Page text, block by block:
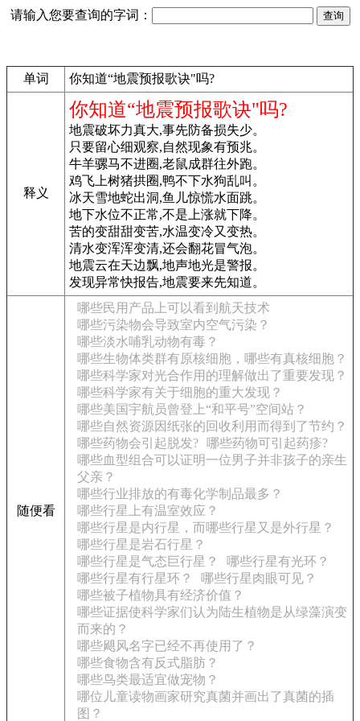
请输入您要查询的字词：
单词 你知道“地震预报歌诀"吗?
释义
你知道“地震预报歌诀"吗?
地震破坏力真大,事先防备损失少。
只要留心细观察,自然现象有预兆。
牛羊骡马不进圈,老鼠成群往外跑。
鸡飞上树猪拱圈,鸭不下水狗乱叫。
冰天雪地蛇出洞,鱼儿惊慌水面跳。
地下水位不正常,不是上涨就下降。
苦的变甜甜变苦,水温变冷又变热。
清水变浑浑变清,还会翻花冒气泡。
地震云在天边飘,地声地光是警报。
发现异常快报告,地震要来先知道。
随便看
哪些民用产品上可以看到航天技术
哪些污染物会导致室内空气污染？
哪些淡水哺乳动物有毒？
哪些生物体类群有原核细胞，哪些有真核细胞？
哪些科学家对光合作用的理解做出了重要发现？
哪些科学家有关于细胞的重大发现？
哪些美国宇航员曾登上“和平号”空间站？
哪些自然资源因纸张的回收利用而得到了节约？
哪些药物会引起脱发?
哪些药物可引起药疹?
哪些血型组合可以证明一位男子并非孩子的亲生
父亲？
哪些行业排放的有毒化学制品最多？
哪些行星上有温室效应？
哪些行星是内行星，而哪些行星又是外行星？
哪些行星是岩石行星？
哪些行星是气态巨行星？
哪些行星有光环？
哪些行星有行星环？
哪些行星肉眼可见？
哪些被子植物具有经济价值？
哪些证据使科学家们认为陆生植物是从绿藻演变
而来的？
哪些飓风名字已经不再使用了？
哪些食物含有反式脂肪？
哪些鸟类最适宜做宠物？
哪位儿童读物画家研究真菌并画出了真菌的插
图？